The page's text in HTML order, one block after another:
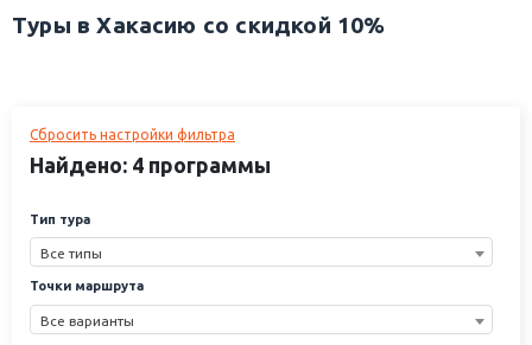
Туры в Хакасию со скидкой 10%
Сбросить настройки фильтра
Найдено: 4 программы
Тип тура
Все типы
Точки маршрута
Все варианты